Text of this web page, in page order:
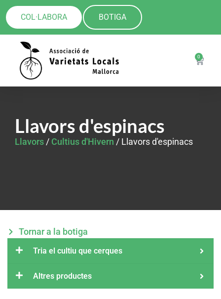
COL·LABORA BOTIGA
0
Llavors d'espinacs
Llavors / Cultius d'Hivern / Llavors d'espinacs
Tornar a la botiga
Tria el cultiu que cerques
Altres productes